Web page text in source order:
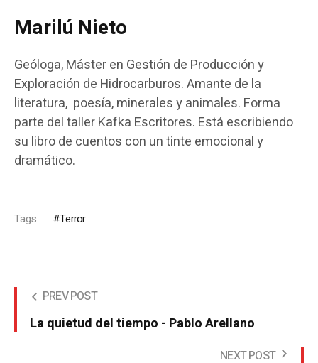
Marilú Nieto
Geóloga, Máster en Gestión de Producción y
Exploración de Hidrocarburos. Amante de la
literatura, poesía, minerales y animales. Forma
parte del taller Kafka Escritores. Está escribiendo
su libro de cuentos con un tinte emocional y
dramático.
Tags: Terror
PREV POST
La quietud del tiempo - Pablo Arellano
NEXT POST